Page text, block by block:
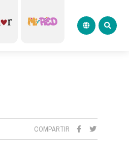
COMPARTIR